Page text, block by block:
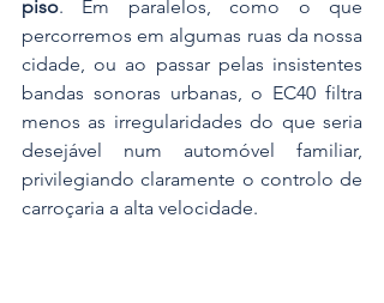
piso. Em paralelos, como o que
percorremos em algumas ruas da nossa
cidade, ou ao passar pelas insistentes
bandas sonoras urbanas, o EC40 filtra
menos as irregularidades do que seria
desejável num automóvel familiar,
privilegiando claramente o controlo de
carroçaria a alta velocidade.